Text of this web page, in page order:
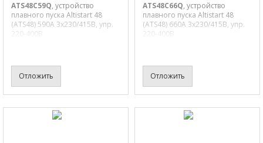
ATS48C59Q, устройство
плавного пуска Altistart 48
(ATS48) 590A 3х230/415В, упр.
220-400В
Отложить
ATS48C66Q, устройство
плавного пуска Altistart 48
(ATS48) 660A 3х230/415В, упр.
220-400В
Отложить